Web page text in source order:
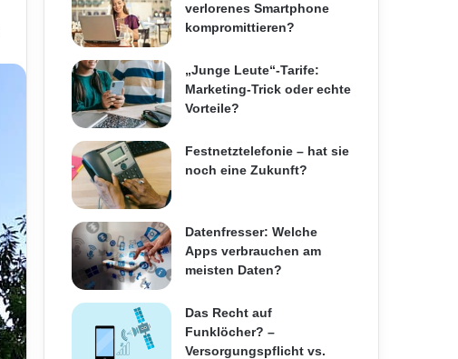
verlorenes Smartphone
kompromittieren?
„Junge Leute“-Tarife:
Marketing-Trick oder echte
Vorteile?
Festnetztelefonie – hat sie
noch eine Zukunft?
Datenfresser: Welche
Apps verbrauchen am
meisten Daten?
Das Recht auf
Funklöcher? –
Versorgungspflicht vs.